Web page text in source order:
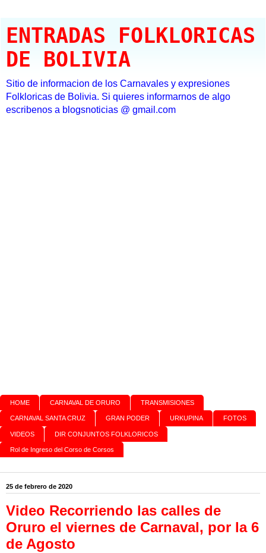
ENTRADAS FOLKLORICAS
DE BOLIVIA
Sitio de informacion de los Carnavales y expresiones
Folkloricas de Bolivia. Si quieres informarnos de algo
escribenos a blogsnoticias @ gmail.com
HOME CARNAVAL DE ORURO TRANSMISIONES
CARNAVAL SANTA CRUZ GRAN PODER URKUPINA FOTOS
VIDEOS DIR CONJUNTOS FOLKLORICOS
Rol de Ingreso del Corso de Corsos
25 de febrero de 2020
Video Recorriendo las calles de
Oruro el viernes de Carnaval, por la 6
de Agosto